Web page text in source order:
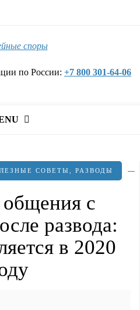
по России: +7 800 301-64-06
СОВЕТЫ РАЗВОДЫ
с
развода:
в 2020